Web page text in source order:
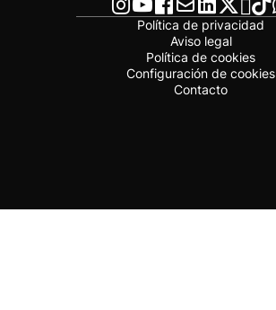
Política de privacidad
Aviso legal
Política de cookies
Configuración de cookies
Contacto